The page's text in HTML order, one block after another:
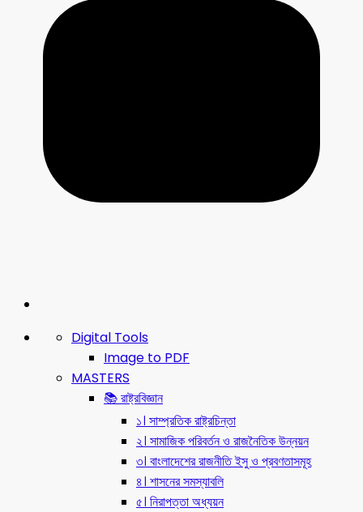
Digital Tools
Image to PDF
MASTERS
📚 রাষ্ট্রবিজ্ঞান
১। সাম্প্রতিক রাষ্ট্রচিন্তা
২। সামাজিক পরিবর্তন ও রাজনৈতিক উন্নয়ন
৩। বাংলাদেশের রাজনীতি ইসু ও প্রবণতাসমূহ
৪। শাসনের সমস্যাবলি
৫। নিরাপত্তা অধ্যয়ন